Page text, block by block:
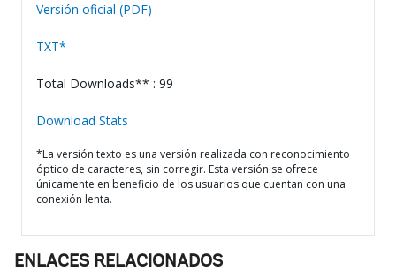
Versión oficial (PDF)
TXT*
Total Downloads** : 99
Download Stats
*La versión texto es una versión realizada con reconocimiento
óptico de caracteres, sin corregir. Esta versión se ofrece
únicamente en beneficio de los usuarios que cuentan con una
conexión lenta.
ENLACES RELACIONADOS